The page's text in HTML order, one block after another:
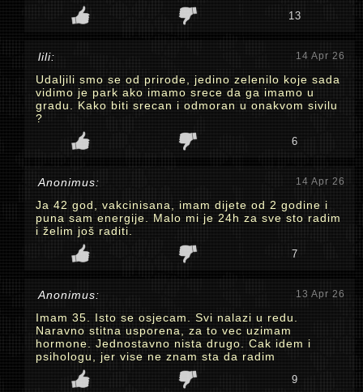
13
lili: 14 Apr 26
Udaljili smo se od prirode, jedino zelenilo koje sada
vidimo je park ako imamo srece da ga imamo u
gradu. Kako biti srecan i odmoran u onakvom sivilu
?
6
Anonimus: 14 Apr 26
Ja 42 god, vakcinisana, imam dijete od 2 godine i
puna sam energije. Malo mi je 24h za sve sto radim
i želim još raditi.
7
Anonimus: 13 Apr 26
Imam 35. Isto se osjecam. Svi nalazi u redu.
Naravno stitna usporena, za to vec uzimam
hormone. Jednostavno nista drugo. Cak idem i
psihologu, jer vise ne znam sta da radim
9